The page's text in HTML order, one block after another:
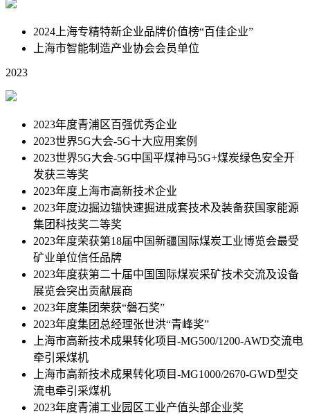
2024上海专精特新企业品牌价值榜“百佳企业”
上海市智能制造产业协会会员单位
2023
2023年度青浦区百强优秀企业
2023世界5G⼤会-5G⼗⼤应⽤案例
2023世界5G⼤会-5G中国平煤神⻢5G+煤炭绿⾊安全开
发获三等奖
2023年度上海市⾼新技术企业
2023年度边掘边锚快速掘进成套技术及装备获国家能源
集团科技奖⼆等奖
2023年度荣获第18届中国新疆国际煤炭⼯业博览会最受
矿业单位信任品牌
2023年度获第二十届中国国际煤炭采矿技术交流及设备
展览会突出贡献展商
2023年度集团荣获“磐石奖”
2023年度集团总经理张世洪“青峰奖”
上海市高新技术成果转化项目-MG500/1200-AWD交流电
牵引采煤机
上海市⾼新技术成果转化项⽬-MG1000/2670-GWD型交
流电牵引采煤机
2023年度青浦工业园区工业产值头部企业奖